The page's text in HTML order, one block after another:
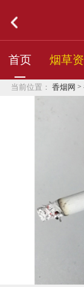
首页 烟草
当前位置： 香烟网 >